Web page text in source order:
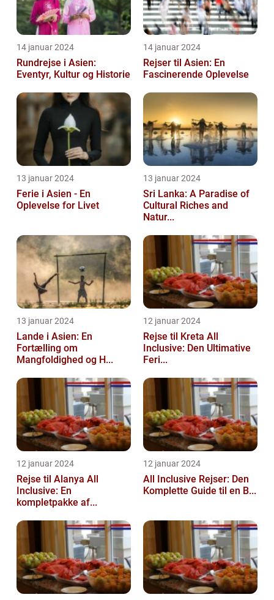
14 januar 2024
Rundrejse i Asien:
Eventyr, Kultur og Historie
14 januar 2024
Rejser til Asien: En
Fascinerende Oplevelse
13 januar 2024
Ferie i Asien - En
Oplevelse for Livet
13 januar 2024
Sri Lanka: A Paradise of
Cultural Riches and
Natur...
13 januar 2024
Lande i Asien: En
Fortælling om
Mangfoldighed og H...
12 januar 2024
Rejse til Kreta All
Inclusive: Den Ultimative
Feri...
12 januar 2024
Rejse til Alanya All
Inclusive: En
kompletpakke af...
12 januar 2024
All Inclusive Rejser: Den
Komplette Guide til en B...